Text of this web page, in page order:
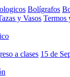
Bolígrafos
y Vasos Termos
a clases 15 de